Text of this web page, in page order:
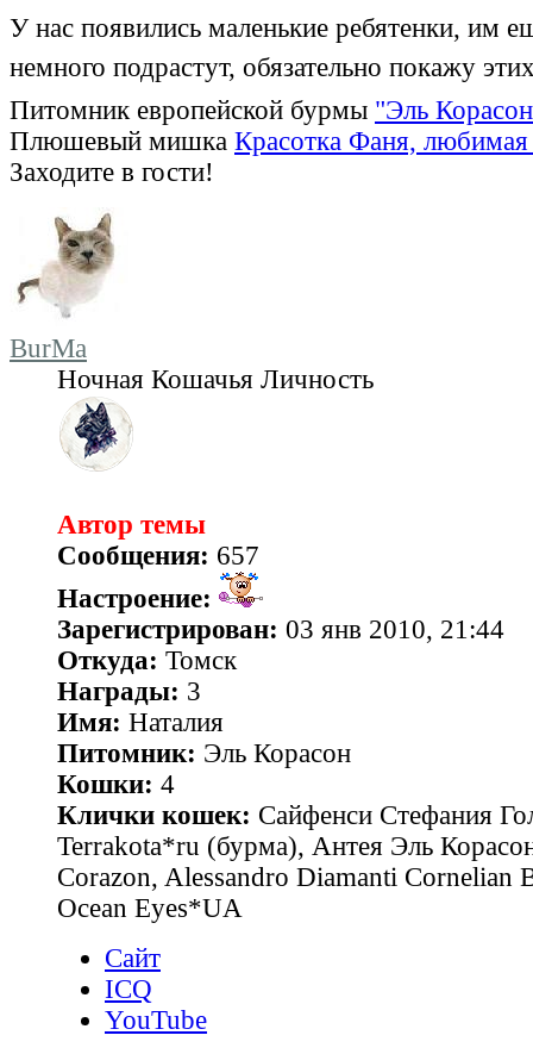
У нас появились маленькие ребятенки, им
немного подрастут, обязательно покажу
Питомник европейской бурмы "Эль
Плюшевый мишка Красотка Фаня, любимая
Заходите в гости!
BurMa
Ночная Кошачья Личность
Автор темы
Сообщения: 657
Настроение:
Зарегистрирован: 03 янв 2010, 21:44
Откуда: Томск
Награды: 3
Имя: Наталия
Питомник: Эль Корасон
Кошки: 4
Клички кошек: Сайфенси Стефания
Terrakota*ru (бурма), Антея Эль
Corazon, Alessandro Diamanti Cornelian
Ocean Eyes*UA
Сайт
ICQ
YouTube